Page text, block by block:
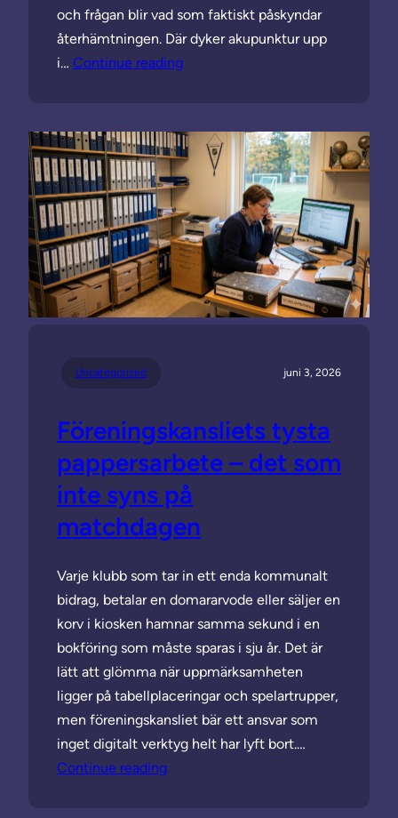
och frågan blir vad som faktiskt påskyndar
återhämtningen. Där dyker akupunktur upp
i… Continue reading
Uncategorized juni 3, 2026
Föreningskansliets tysta
pappersarbete – det som
inte syns på
matchdagen
Varje klubb som tar in ett enda kommunalt
bidrag, betalar en domararvode eller säljer en
korv i kiosken hamnar samma sekund i en
bokföring som måste sparas i sju år. Det är
lätt att glömma när uppmärksamheten
ligger på tabellplaceringar och spelartrupper,
men föreningskansliet bär ett ansvar som
inget digitalt verktyg helt har lyft bort.…
Continue reading